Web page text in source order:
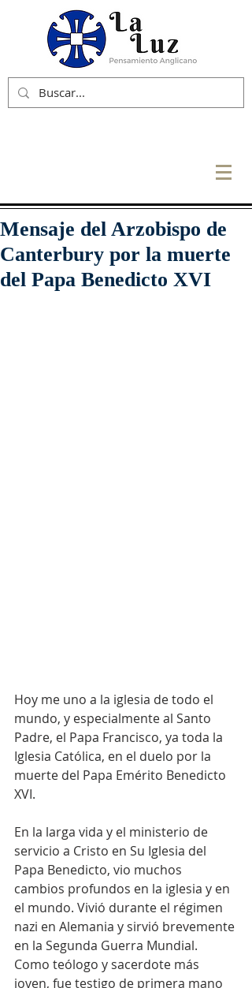
Mensaje del Arzobispo de
Canterbury por la muerte
del Papa Benedicto XVI
Hoy me uno a la iglesia de todo el
mundo, y especialmente al Santo
Padre, el Papa Francisco, ya toda la
Iglesia Católica, en el duelo por la
muerte del Papa Emérito Benedicto
XVI.
En la larga vida y el ministerio de
servicio a Cristo en Su Iglesia del
Papa Benedicto, vio muchos
cambios profundos en la iglesia y en
el mundo. Vivió durante el régimen
nazi en Alemania y sirvió brevemente
en la Segunda Guerra Mundial.
Como teólogo y sacerdote más
joven, fue testigo de primera mano